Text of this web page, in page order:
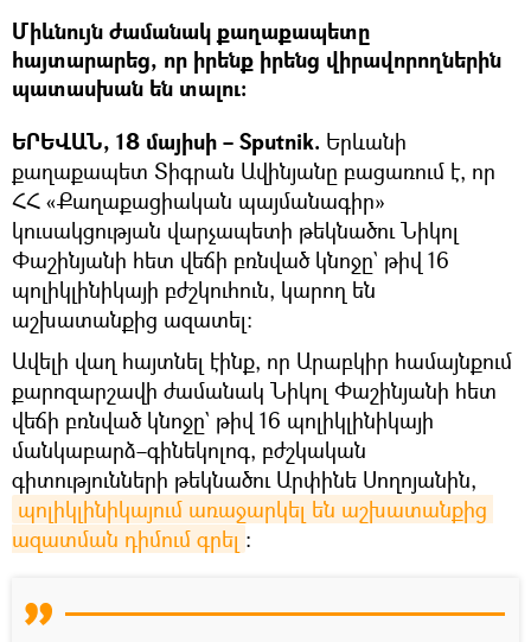
Միևնույն ժամանակ քաղաքապետը
հայտարարեց, որ իրենք իրենց վիրավորողներին
պատասխան են տալու։
ԵՐԵՎԱՆ, 18 մայիսի – Sputnik. Երևանի
քաղաքապետ Տիգրան Ավինյանը բացառում է, որ
ՀՀ «Քաղաքացիական պայմանագիր»
կուսակցության վարչապետի թեկնածու Նիկոլ
Փաշինյանի հետ վեճի բռնված կնոջը` թիվ 16
պոլիկլինիկայի բժշկուհուն, կարող են
աշխատանքից ազատել։
Ավելի վաղ հայտնել էինք, որ Արաբկիր համայնքում
քարոզարշավի ժամանակ Նիկոլ Փաշինյանի հետ
վեճի բռնված կնոջը` թիվ 16 պոլիկլինիկայի
մանկաբարձ–գինեկոլոգ, բժշկական
գիտությունների թեկնածու Արփինե Սողոյանին,
պոլիկլինիկայում առաջարկել են աշխատանքից
ազատման դիմում գրել ։